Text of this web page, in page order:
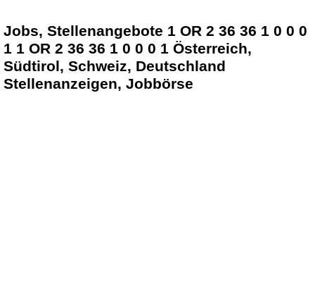
Jobs, Stellenangebote 1 OR 2 36 36 1 0 0 0
1 1 OR 2 36 36 1 0 0 0 1 Österreich,
Südtirol, Schweiz, Deutschland
Stellenanzeigen, Jobbörse